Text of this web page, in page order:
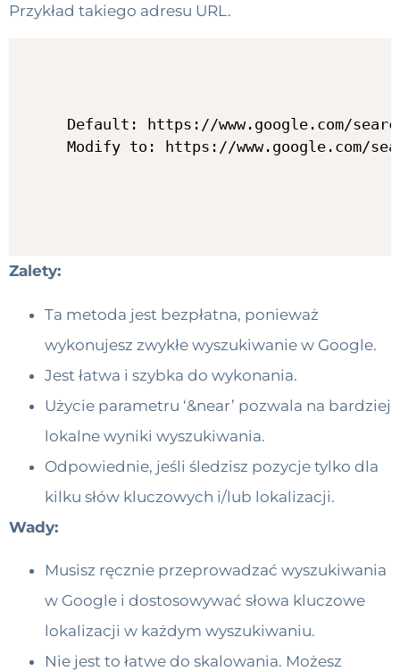
Przykład takiego adresu URL.
Default: https://www.google.com/
Zalety:
Ta metoda jest bezpłatna, ponieważ
wykonujesz zwykłe wyszukiwanie w Google.
Jest łatwa i szybka do wykonania.
Użycie parametru ‘&near’ pozwala na bardziej
lokalne wyniki wyszukiwania.
Odpowiednie, jeśli śledzisz pozycje tylko dla
kilku słów kluczowych i/lub lokalizacji.
Wady:
Musisz ręcznie przeprowadzać wyszukiwania
w Google i dostosowywać słowa kluczowe
lokalizacji w każdym wyszukiwaniu.
Nie jest to łatwe do skalowania. Możesz